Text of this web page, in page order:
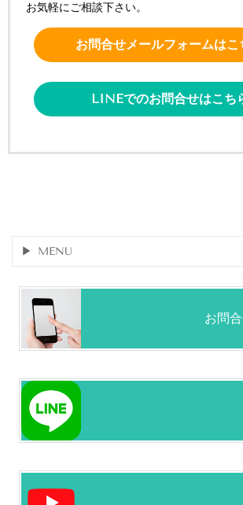
お気軽にご相談下さい。
お問合せメールフォームはこ
LINEでのお問合せはこち
MENU
お問